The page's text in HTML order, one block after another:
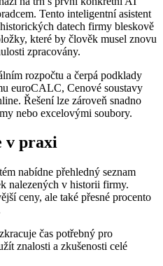
Tento inteligentní asistent
datech firmy bleskově
které by člověk musel znovu
zpracovány.
rozpočtu a čerpá podklady
euroCALC, Cenové soustavy
Řešení lze zároveň snadno
nebo excelovými soubory.
v praxi
nabídne přehledný seznam
nalezených v historii firmy.
ceny, ale také přesné procento
čas potřebný pro
znalosti a zkušenosti celé